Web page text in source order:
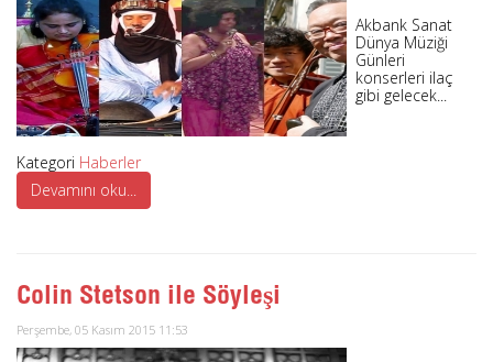
Akbank Sanat
Dünya Müziği
Günleri
konserleri ilaç
gibi gelecek...
Kategori Haberler
Devamını oku...
Colin Stetson ile Söyleşi
Perşembe, 05 Kasım 2015 11:53